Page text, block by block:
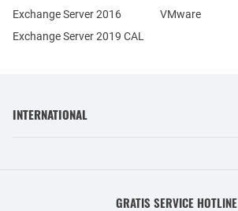
Exchange Server 2016
Exchange Server 2019 CAL
VMware
INTERNATIONAL
GRATIS SERVICE HOTLINE